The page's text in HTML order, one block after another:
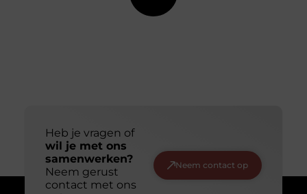
Heb je vragen of
wil je met ons
samenwerken?
Neem gerust
contact met ons
Neem contact op